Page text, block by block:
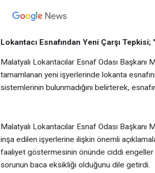
Lokantacı Esnafından Yeni Çarşı
Malatyalı Lokantacılar Esnaf Odası
tamamlanan yeni işyerlerinde lokanta
sistemlerinin bulunmadığını belirterek,
Malatyalı Lokantacılar Esnaf Odası
inşa edilen işyerlerine ilişkin önemli
faaliyet göstermesinin önünde ciddi
sorunun baca eksikliği olduğunu dile getirdi.